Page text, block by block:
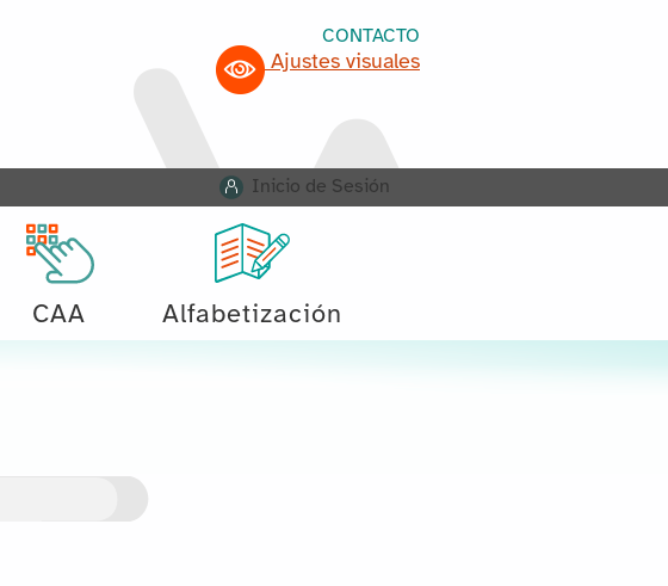
CONTACTO
Ajustes visuales
Inicio de Sesión
CAA Alfabetización